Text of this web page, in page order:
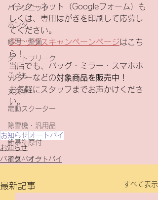
パナソニック
ホンダ
修理・整備
ダートフリーク
こども
スズキ
電動スクーター
除雪機・汎用品
新基準原付
電気バイク
インターネット（Googleフォーム）も
しくは、専用はがきを印刷して応募し
てください。
タナックスキャンペーンページはこち
ら！
当店でも、バッグ・ミラー・スマホホ
ルダーなどの対象商品を販売中！
お気軽にスタッフまでお声かけくださ
い。
お知らせ オートバイ
お知らせ
バイク・オートバイ
最新記事 すべて表示